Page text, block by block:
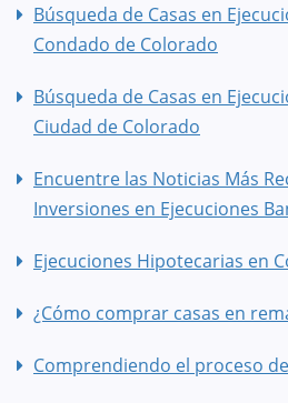
Búsqueda de Casas en
Condado de Colorado
Búsqueda de Casas en
Ciudad de Colorado
Encuentre las Noticias Más
Inversiones en Ejecuciones
Ejecuciones Hipotecarias en
¿Cómo comprar casas en
Comprendiendo el proceso